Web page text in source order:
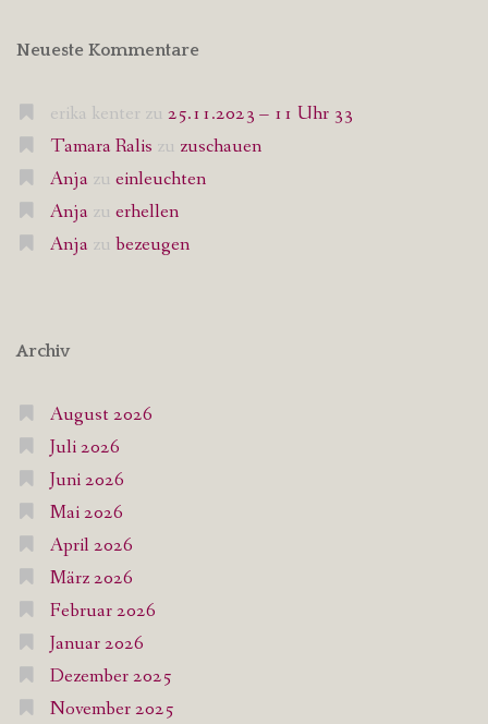
Neueste Kommentare
erika kenter zu 25.11.2023 – 11 Uhr 33
Tamara Ralis zu zuschauen
Anja zu einleuchten
Anja zu erhellen
Anja zu bezeugen
Archiv
August 2026
Juli 2026
Juni 2026
Mai 2026
April 2026
März 2026
Februar 2026
Januar 2026
Dezember 2025
November 2025